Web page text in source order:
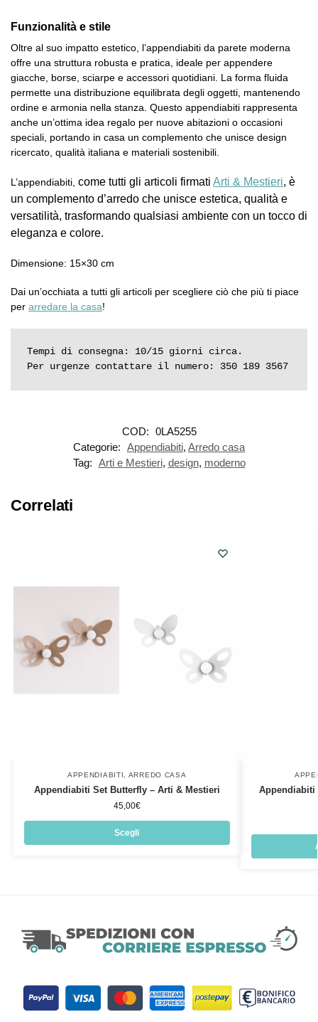
Funzionalità e stile
Oltre al suo impatto estetico, l’appendiabiti da parete moderna
offre una struttura robusta e pratica, ideale per appendere
giacche, borse, sciarpe e accessori quotidiani. La forma fluida
permette una distribuzione equilibrata degli oggetti, mantenendo
ordine e armonia nella stanza. Questo appendiabiti rappresenta
anche un’ottima idea regalo per nuove abitazioni o occasioni
speciali, portando in casa un complemento che unisce design
ricercato, qualità italiana e materiali sostenibili.
L’appendiabiti, come tutti gli articoli firmati Arti & Mestieri, è
un complemento d’arredo che unisce estetica, qualità e
versatilità, trasformando qualsiasi ambiente con un tocco di
eleganza e colore.
Dimensione: 15×30 cm
Dai un’occhiata a tutti gli articoli per scegliere ciò che più ti piace
per arredare la casa!
Tempi di consegna: 10/15 giorni circa.
Per urgenze contattare il numero: 350 189 3567
COD: 0LA5255
Categorie: Appendiabiti, Arredo casa
Tag: Arti e Mestieri, design, moderno
Correlati
APPENDIABITI ARREDO CASA
Appendiabiti Set Butterfly – Arti & Mestieri
45,00€
Scegli
Appendiabiti